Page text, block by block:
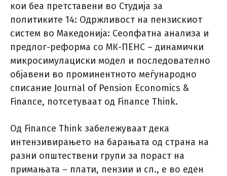
кои беа претставени во Студија за
политиките 14: Одржливост на пензискиот
систем во Македонија: Сеопфатна анализа и
предлог-реформа со МК-ПЕНС – динамички
микросимулациски модел и последователно
објавени во проминентното меѓународно
списание Journal of Pension Economics &
Finance, потсетуваат од Finance Think.
Од Finance Think забележуваат дека
интензивирањето на барањата од страна на
разни општествени групи за пораст на
примањата – плати, пензии и сл., е во еден